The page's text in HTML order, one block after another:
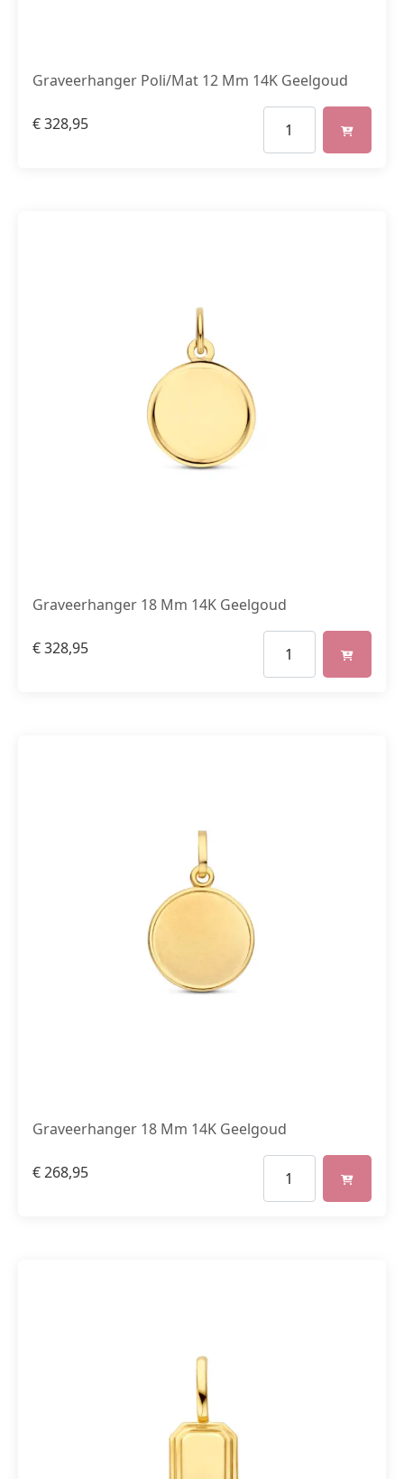
Graveerhanger Poli/Mat 12 Mm 14K Geelgoud
€328,95
Graveerhanger 18 Mm 14K Geelgoud
€328,95
Graveerhanger 18 Mm 14K Geelgoud
€268,95